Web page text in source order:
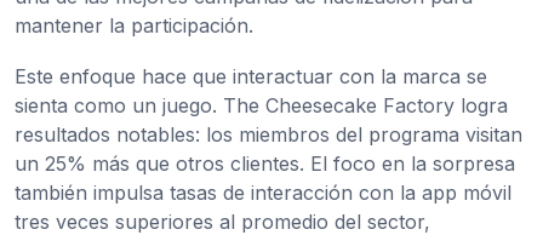
mantener la participación.
Este enfoque hace que interactuar con la marca se
sienta como un juego. The Cheesecake Factory logra
resultados notables: los miembros del programa visitan
un 25% más que otros clientes. El foco en la sorpresa
también impulsa tasas de interacción con la app móvil
tres veces superiores al promedio del sector,